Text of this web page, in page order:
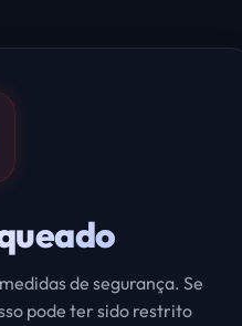
de segurança. Se
pode ter sido restrito